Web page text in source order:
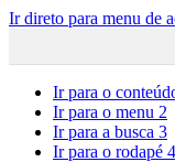
Ir direto para menu de
Ir para o
Ir para o menu 2
Ir para a busca 3
Ir para o rodapé 4